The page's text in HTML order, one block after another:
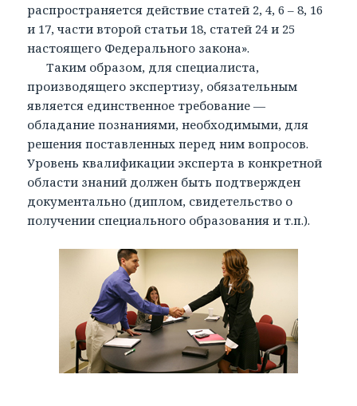
распространяется действие статей 2, 4, 6 – 8, 16
и 17, части второй статьи 18, статей 24 и 25
настоящего Федерального закона».
Таким образом, для специалиста,
производящего экспертизу, обязательным
является единственное требование —
обладание познаниями, необходимыми, для
решения поставленных перед ним вопросов.
Уровень квалификации эксперта в конкретной
области знаний должен быть подтвержден
документально (диплом, свидетельство о
получении специального образования и т.п.).